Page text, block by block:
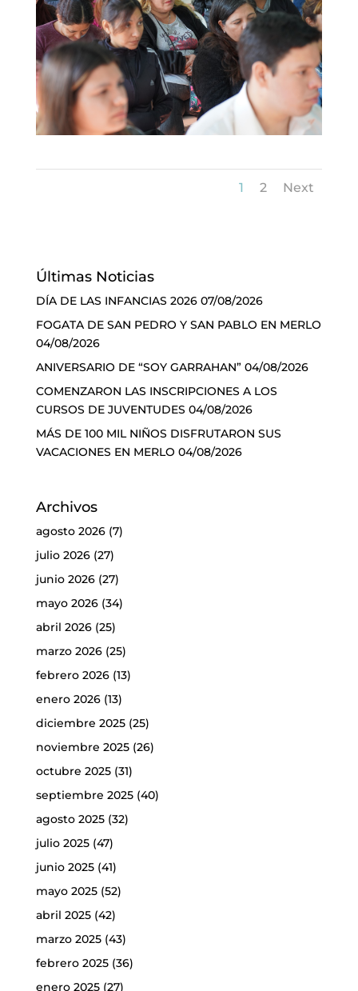
1 2 Next
Últimas Noticias
DÍA DE LAS INFANCIAS 2026 07/08/2026
FOGATA DE SAN PEDRO Y SAN PABLO EN MERLO
04/08/2026
ANIVERSARIO DE “SOY GARRAHAN” 04/08/2026
COMENZARON LAS INSCRIPCIONES A LOS
CURSOS DE JUVENTUDES 04/08/2026
MÁS DE 100 MIL NIÑOS DISFRUTARON SUS
VACACIONES EN MERLO 04/08/2026
Archivos
agosto 2026(7)
julio 2026(27)
junio 2026(27)
mayo 2026(34)
abril 2026(25)
marzo 2026(25)
febrero 2026(13)
enero 2026(13)
diciembre 2025(25)
noviembre 2025(26)
octubre 2025(31)
septiembre 2025(40)
agosto 2025(32)
julio 2025(47)
junio 2025(41)
mayo 2025(52)
abril 2025(42)
marzo 2025(43)
febrero 2025(36)
enero 2025(27)